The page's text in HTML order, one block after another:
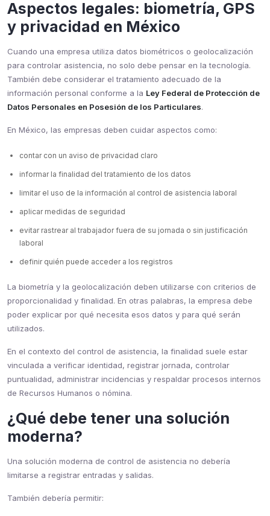
Aspectos legales: biometría, GPS
y privacidad en México
Cuando una empresa utiliza datos biométricos o geolocalización
para controlar asistencia, no solo debe pensar en la tecnología.
También debe considerar el tratamiento adecuado de la
información personal conforme a la Ley Federal de Protección de
Datos Personales en Posesión de los Particulares.
En México, las empresas deben cuidar aspectos como:
contar con un aviso de privacidad claro
informar la finalidad del tratamiento de los datos
limitar el uso de la información al control de asistencia laboral
aplicar medidas de seguridad
evitar rastrear al trabajador fuera de su jornada o sin justificación
laboral
definir quién puede acceder a los registros
La biometría y la geolocalización deben utilizarse con criterios de
proporcionalidad y finalidad. En otras palabras, la empresa debe
poder explicar por qué necesita esos datos y para qué serán
utilizados.
En el contexto del control de asistencia, la finalidad suele estar
vinculada a verificar identidad, registrar jornada, controlar
puntualidad, administrar incidencias y respaldar procesos internos
de Recursos Humanos o nómina.
¿Qué debe tener una solución
moderna?
Una solución moderna de control de asistencia no debería
limitarse a registrar entradas y salidas.
También debería permitir: